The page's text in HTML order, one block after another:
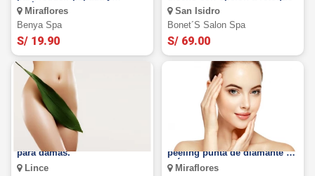
cachetes.
Miraflores
Benya Spa
S/ 19.90
San Isidro
Bonet´s Salon Spa
S/ 69.00
Depilación brasilera completa
para damas.
Lince
Limpieza facial profunda +
peeling punta de diamante y
más
Miraflores